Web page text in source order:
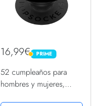
16,99€ PRIME
PRIME
52 cumpleaños para
hombres y mujeres,